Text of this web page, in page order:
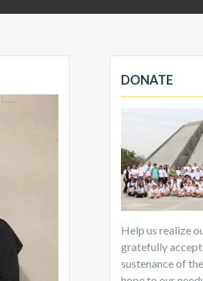
DONATE
Help us realize
gratefully
sustenance of